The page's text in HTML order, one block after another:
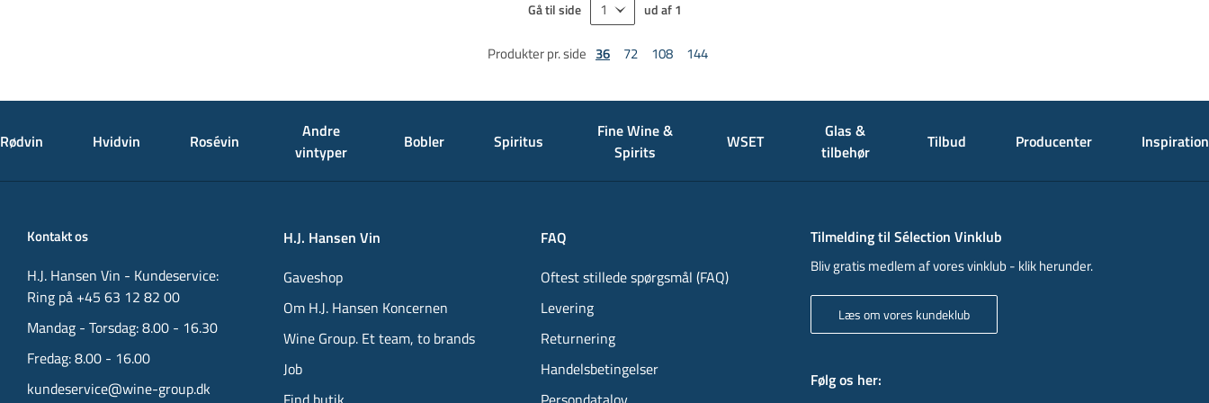
Gå til side ud af 1
Produkter pr. side 36 72 108 144
Rødvin Hvidvin Rosévin
Andre
vintyper
Bobler Spiritus
Fine Wine &
Spirits
WSET
Glas &
tilbehør
Tilbud Producenter Inspiration
Kontakt os
H.J. Hansen Vin - Kundeservice:
Ring på +45 63 12 82 00
Mandag - Torsdag: 8.00 - 16.30
Fredag: 8.00 - 16.00
kundeservice@wine-group.dk
H.J. Hansen Vin
Gaveshop
Om H.J. Hansen Koncernen
Wine Group. Et team, to brands
Job
FAQ
Oftest stillede spørgsmål (FAQ)
Levering
Returnering
Handelsbetingelser
Tilmelding til Sélection Vinklub
Bliv gratis medlem af vores vinklub - klik herunder.
Læs om vores kundeklub
Følg os her: